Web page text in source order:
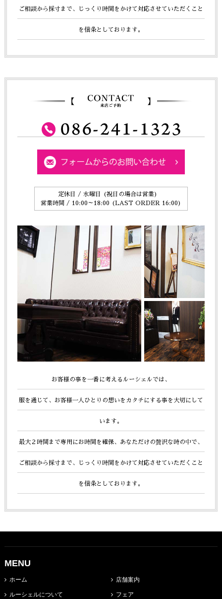
ご相談から採寸まで、じっくり時間をかけて 対応させていただくこと
を信条としております。
定休日 / 水曜日 (祝日の場合は営業)
営業時間 / 10:00～18:00 (LAST ORDER 16:00)
お客様の事を一番に考えるルーシェルでは、
服を通じて、お客様一人ひとりの想いをカタチにする事を大切にして
います。
最大２時間まで専用にお時間を確保、あなただけの贅沢な時の中で、
ご相談から採寸まで、じっくり時間をかけて対応させていただくこと
を信条としております。
MENU
ホーム
ルーシェルについて
店舗案内
フェア